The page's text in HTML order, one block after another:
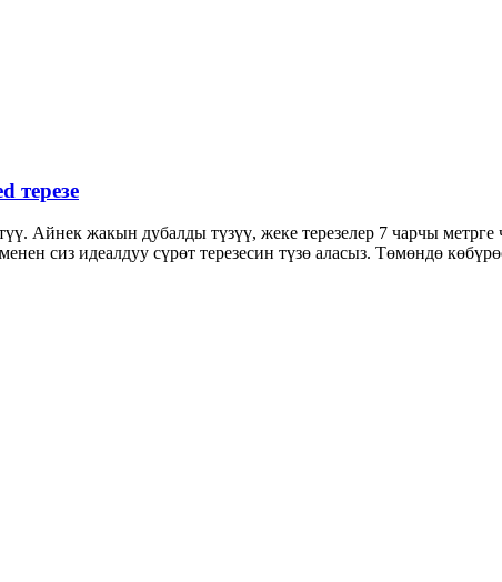
терезе
Айнек жакын дубалды түзүү, жеке терезелер 7 чарчы
сиз идеалдуу сүрөт терезесин түзө аласыз. Төмөндө